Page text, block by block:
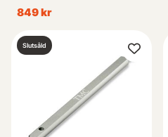
849 kr
Slutsåld